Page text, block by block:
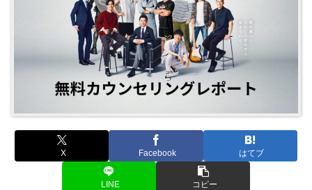
X Facebook はてブ
LINE コピー